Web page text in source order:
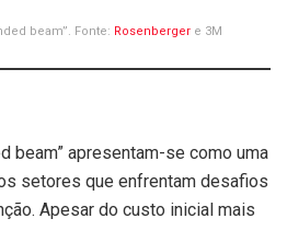
beam”. Fonte: Rosenberger e 3M
beam” apresentam-se como uma
setores que enfrentam desafios
Apesar do custo inicial mais